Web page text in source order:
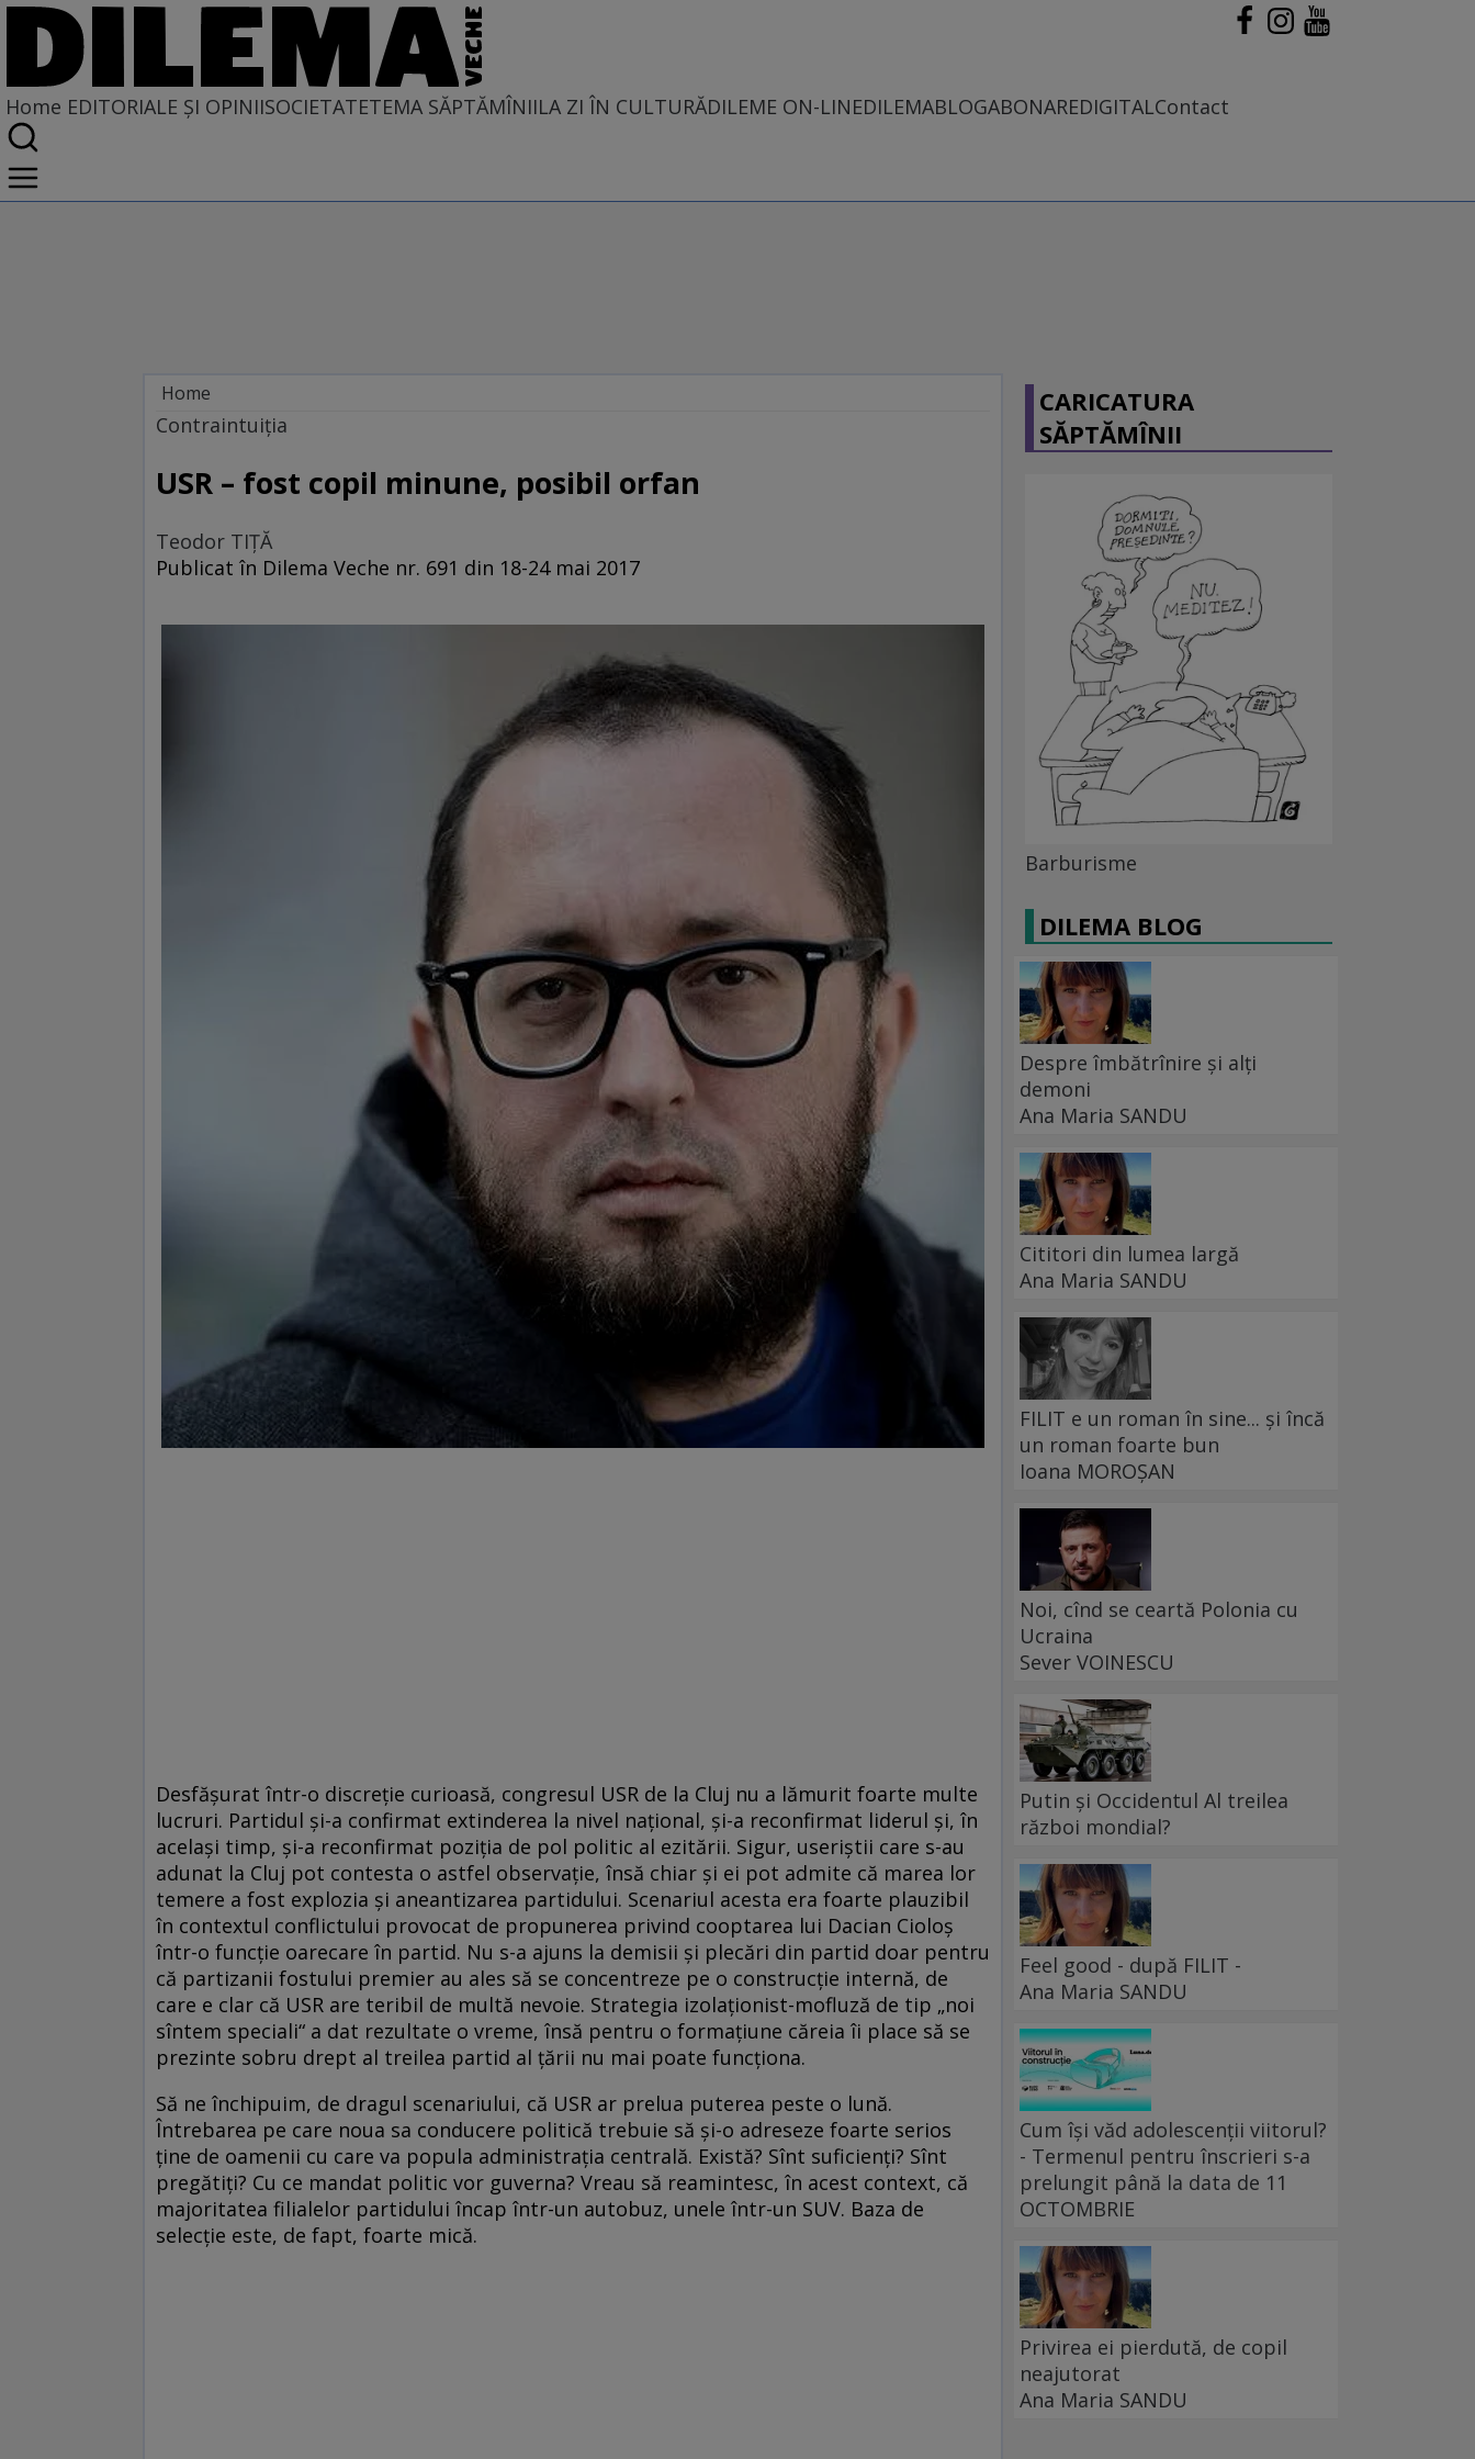
Home EDITORIALE ȘI OPINIISOCIETATETEMA SĂPTĂMÎNIILA ZI ÎN CULTURĂDILEME ON-LINEDILEMABLOGABONAREDIGITALContact
Home
EDITORIALE ȘI OPINII
PE CE LUME TRĂIM
Contraintuiţia
USR – fost copil minune, posibil orfan
Teodor TIŢĂ
Publicat în Dilema Veche nr. 691 din 18-24 mai 2017
Desfășurat într-o discreție curioasă, congresul USR de la Cluj nu a lămurit foarte multe
lucruri. Partidul și-a confirmat extinderea la nivel național, și-a reconfirmat liderul și, în
același timp, și-a reconfirmat poziția de pol politic al ezitării. Sigur, useriștii care s-au
adunat la Cluj pot contesta o astfel observație, însă chiar și ei pot admite că marea lor
temere a fost explozia și aneantizarea partidului. Scenariul acesta era foarte plauzibil
în contextul conflictului provocat de propunerea privind cooptarea lui Dacian Cioloș
într-o funcție oarecare în partid. Nu s-a ajuns la demisii și plecări din partid doar pentru
că partizanii fostului premier au ales să se concentreze pe o construcție internă, de
care e clar că USR are teribil de multă nevoie. Strategia izolaționist-mofluză de tip „noi
sîntem speciali“ a dat rezultate o vreme, însă pentru o formațiune căreia îi place să se
prezinte sobru drept al treilea partid al țării nu mai poate funcționa.
Să ne închipuim, de dragul scenariului, că USR ar prelua puterea peste o lună.
Întrebarea pe care noua sa conducere politică trebuie să și-o adreseze foarte serios
ține de oamenii cu care va popula administrația centrală. Există? Sînt suficienți? Sînt
pregătiți? Cu ce mandat politic vor guverna? Vreau să reamintesc, în acest context, că
majoritatea filialelor partidului încap într-un autobuz, unele într-un SUV. Baza de
selecție este, de fapt, foarte mică.
CARICATURA
SĂPTĂMÎNII
Barburisme
DILEMA BLOG
Despre îmbătrînire și alți
demoni
Ana Maria SANDU
Cititori din lumea largă
Ana Maria SANDU
FILIT e un roman în sine... și încă
un roman foarte bun
Ioana MOROȘAN
Noi, cînd se ceartă Polonia cu
Ucraina
Sever VOINESCU
Putin și Occidentul Al treilea
război mondial?
Feel good - după FILIT -
Ana Maria SANDU
Cum își văd adolescenții viitorul?
- Termenul pentru înscrieri s-a
prelungit până la data de 11
OCTOMBRIE
Privirea ei pierdută, de copil
neajutorat
Ana Maria SANDU